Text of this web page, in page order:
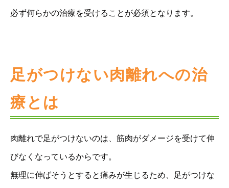
必ず何らかの治療を受けることが必須となります。
足がつけない肉離れへの治
療とは
肉離れで足がつけないのは、筋肉がダメージを受けて伸
びなくなっているからです。
無理に伸ばそうとすると痛みが生じるため、足がつけな